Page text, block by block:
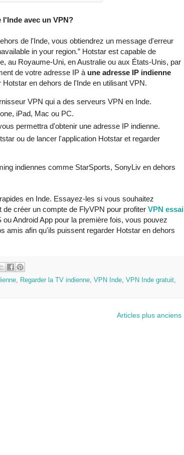
avec un VPN?
de l'Inde, vous obtiendrez un message d'erreur
in your region.” Hotstar est capable de
au Royaume-Uni, en Australie ou aux États-Unis, par
de votre adresse IP à une adresse IP indienne
en dehors de l'Inde en utilisant VPN.
VPN qui a des serveurs VPN en Inde.
iPad, Mac ou PC.
permettra d'obtenir une adresse IP indienne.
ou de lancer l'application Hotstar et regarder
indiennes comme StarSports, SonyLiv en dehors
en Inde. Essayez-les si vous souhaitez
créer un compte de FlyVPN pour profiter VPN essai
Android App pour la première fois, vous pouvez
amis afin qu'ils puissent regarder Hotstar en dehors
Regarder la TV indienne VPN Inde VPN Inde gratuit
Articles plus anciens